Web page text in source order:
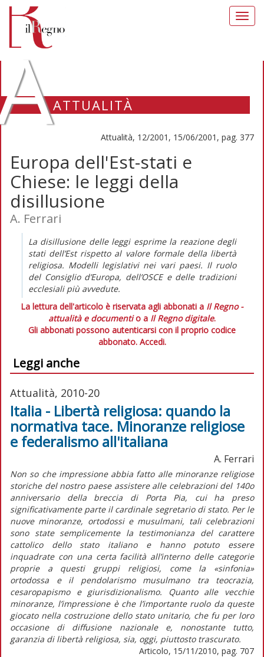
ATTUALITÀ
Attualità, 12/2001, 15/06/2001, pag. 377
Europa dell'Est-stati e
Chiese: le leggi della
disillusione
A. Ferrari
La disillusione delle leggi esprime la reazione degli
stati dell’Est rispetto al valore formale della libertà
religiosa. Modelli legislativi nei vari paesi. Il ruolo
del Consiglio d’Europa, dell’OSCE e delle tradizioni
ecclesiali più avvedute.
La lettura dell'articolo è riservata agli abbonati a Il Regno -
attualità e documentio a Il Regno digitale.
Gli abbonati possono autenticarsi con il proprio codice
abbonato. Accedi.
Leggi anche
Attualità, 2010-20
Italia - Libertà religiosa: quando la
normativa tace. Minoranze religiose
e federalismo all'italiana
A. Ferrari
Non so che impressione abbia fatto alle minoranze religiose
storiche del nostro paese assistere alle celebrazioni del 140o
anniversario della breccia di Porta Pia, cui ha preso
significativamente parte il cardinale segretario di stato. Per le
nuove minoranze, ortodossi e musulmani, tali celebrazioni
sono state semplicemente la testimonianza del carattere
cattolico dello stato italiano e hanno potuto essere
inquadrate con una certa facilità all’interno delle categorie
proprie a questi gruppi religiosi, come la «sinfonia»
ortodossa e il pendolarismo musulmano tra teocrazia,
cesaropapismo e giurisdizionalismo. Quanto alle vecchie
minoranze, l’impressione è che l’importante ruolo da queste
giocato nella costruzione dello stato unitario, che fu per loro
occasione di diffusione nazionale e, nonostante tutto,
garanzia di libertà religiosa, sia, oggi, piuttosto trascurato.
Articolo, 15/11/2010, pag. 707